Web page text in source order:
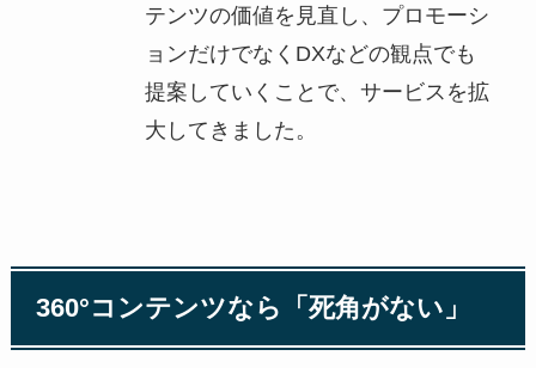
テンツの価値を見直し、プロモーシ
ョンだけでなくDXなどの観点でも
提案していくことで、サービスを拡
大してきました。
360°コンテンツなら「死角がない」